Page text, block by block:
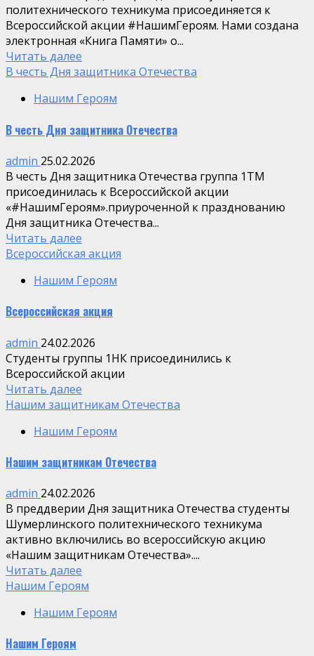
политехнического техникума присоединяется к
Всероссийской акции #НашимГероям. Нами создана
электронная «Книга Памяти» о...
Читать далее
В честь Дня защитника Отечества
Нашим Героям
В честь Дня защитника Отечества
admin 25.02.2026
В честь Дня защитника Отечества группа 1ТМ
присоединилась к Всероссийской акции
«#НашимГероям».приуроченной к празднованию
Дня защитника Отечества...
Читать далее
Всероссийская акция
Нашим Героям
Всероссийская акция
admin 24.02.2026
Студенты группы 1НК присоединились к
Всероссийской акции
Читать далее
Нашим защитникам Отечества
Нашим Героям
Нашим защитникам Отечества
admin 24.02.2026
В преддверии Дня защитника Отечества студенты
Шумерлинского политехнического техникума
активно включились во всероссийскую акцию
«Нашим защитникам Отечества»....
Читать далее
Нашим Героям
Нашим Героям
Нашим Героям